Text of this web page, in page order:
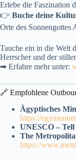
Erlebe die Faszination
👉 Buche deine
Orte des Sonnengottes
Tauche ein in die Welt
Herrscher und der
➡ Erfahre mehr unter:
🔗 Empfohlene
Ägyptisches
https://
UNESCO –
The
https://